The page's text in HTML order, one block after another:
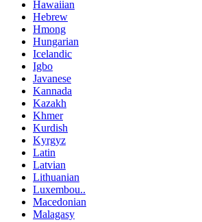
Hawaiian
Hebrew
Hmong
Hungarian
Icelandic
Igbo
Javanese
Kannada
Kazakh
Khmer
Kurdish
Kyrgyz
Latin
Latvian
Lithuanian
Luxembou..
Macedonian
Malagasy